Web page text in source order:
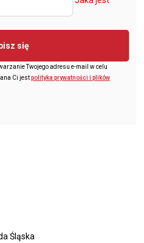
się
Twojego adresu e-mail w celu
Ci jestpolityka prywatności i plików
Śląska